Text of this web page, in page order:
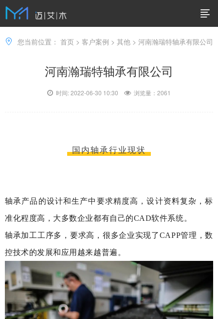
您当前位置： 首页 > 客户案例 > 其他 > 河南瀚瑞特轴承有限公司
河南瀚瑞特轴承有限公司
时间: 2022-06-30 10:30 浏览量： 2061
国内轴承行业现状
轴承产品的设计和生产中要求精度高，设计资料复杂，标
准化程度高，大多数企业都有自己的CAD软件系统。
轴承加工工序多，要求高，很多企业实现了CAPP管理，数
控技术的发展和应用越来越普遍。